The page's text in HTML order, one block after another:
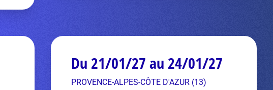
Du 21/01/27 au 24/01/27
PROVENCE-ALPES-CÔTE D'AZUR (13)